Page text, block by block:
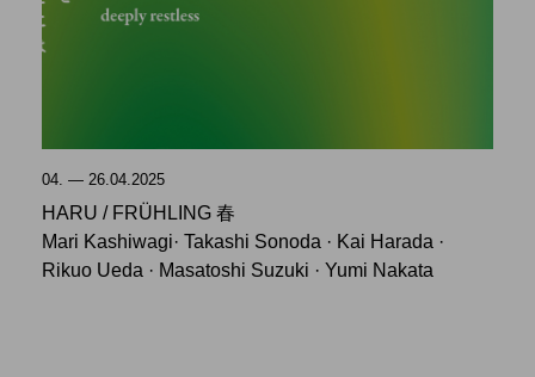
04. — 26.04.2025
HARU / FRÜHLING 春
Mari Kashiwagi· Takashi Sonoda · Kai Harada ·
Rikuo Ueda · Masatoshi Suzuki · Yumi Nakata